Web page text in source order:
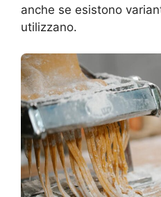
anche se esistono
utilizzano.